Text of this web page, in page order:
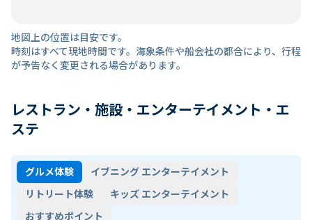
地図上の位置は目安です。
時刻はすべて現地時間です。海象条件や船会社の都合により、行程
が予告なく変更される場合があります。
レストラン・施設・エンターテイメント・エ
ステ
グルメ体験
イブニング エンターテイメント
リトリート体験
キッズ エンターテイメント
おすすめポイント